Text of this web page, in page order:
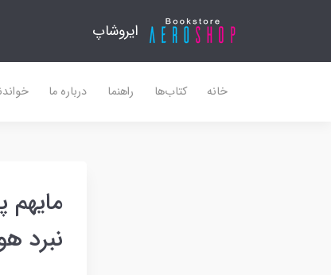
ایروشاپ
خانه کتاب‌ها راهنما درباره ما
نبرد